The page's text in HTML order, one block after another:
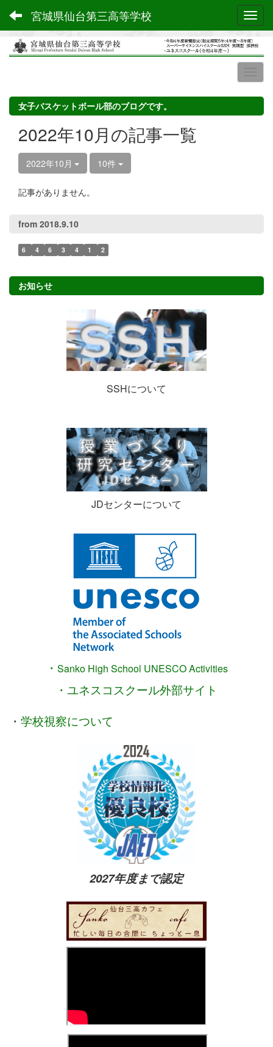
宮城県仙台第三高等学校
女子バスケットボール部のブログです。
2022年10月の記事一覧
2022年10月 10件
記事がありません。
from 2018.9.10
6 4 6 3 4 1 2
お知らせ
SSHについて
JDセンターについて
・ Sanko High School UNESCO Activities
・ユネスコスクール外部サイト
・ 学校視察について
2027年度まで認定